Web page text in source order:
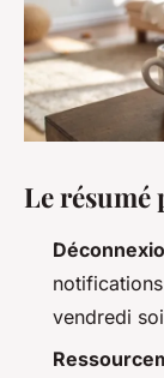
Le résumé
vendredi